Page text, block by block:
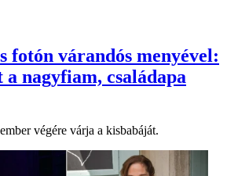
fotón várandós menyével:
a nagyfiam, családapa
végére várja a kisbabáját.